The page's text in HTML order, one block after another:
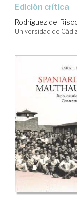
Edición crítica
Rodríguez del
Universidad de